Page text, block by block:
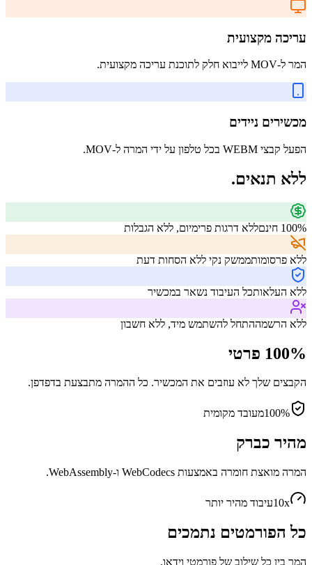
עריכה מקצועית
המר ל-MOV לייבוא ​​חלק לתוכנת עריכה מקצועית.
מכשירים ניידים
הפעל קבצי WEBM בכל טלפון על ידי המרה ל-MOV.
ללא תנאים.
100% חינם ללא דרגות פרימיום, ללא הגבלות
ללא פרסומותממשק נקי ללא הסחות דעת
ללא העלאותכל העיבוד נשאר במכשיר
ללא הרשמההתחל להשתמש מיד, ללא חשבון
100% פרטי
הקבצים שלך לא עוזבים את המכשיר. כל ההמרה מתבצעת בדפדפן.
100%מעובד מקומית
מהיר כברק
המרה מואצת חומרה באמצעות WebCodecs ו-WebAssembly.
10xעיבוד מהיר יותר
כל הפורמטים נתמכים
המר בין כל שילוב של פורמטי וידאו.